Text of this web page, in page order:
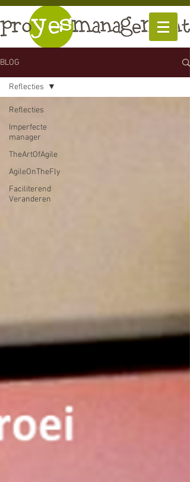
BLOG
Reflecties
Imperfecte
manager
TheArtOfAgile
AgileOnTheFly
Faciliterend
Veranderen
Reflecties